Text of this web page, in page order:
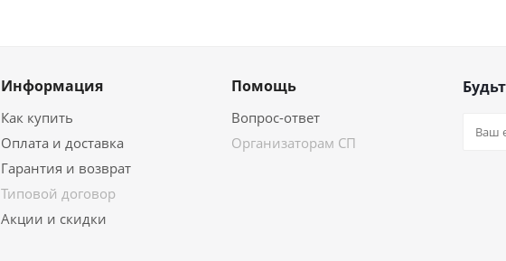
Информация
Как купить
Оплата и доставка
Гарантия и возврат
Типовой договор
Акции и скидки
Помощь
Вопрос-ответ
Организаторам СП